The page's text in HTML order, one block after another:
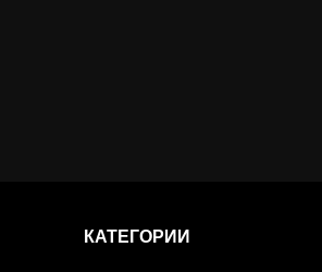
КАТЕГОРИИ